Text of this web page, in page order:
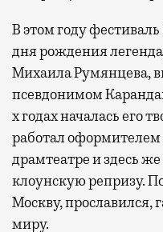
В этом году
дня рождения
Михаила Румянцева,
псевдонимом
х годах началась его
работал
драмтеатре и здесь
клоунскую репризу.
Москву, прославился,
миру.